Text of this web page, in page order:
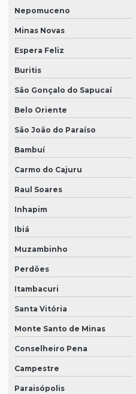
Nepomuceno
Minas Novas
Espera Feliz
Buritis
São Gonçalo do Sapucaí
Belo Oriente
São João do Paraíso
Bambuí
Carmo do Cajuru
Raul Soares
Inhapim
Ibiá
Muzambinho
Perdões
Itambacuri
Santa Vitória
Monte Santo de Minas
Conselheiro Pena
Campestre
Paraisópolis